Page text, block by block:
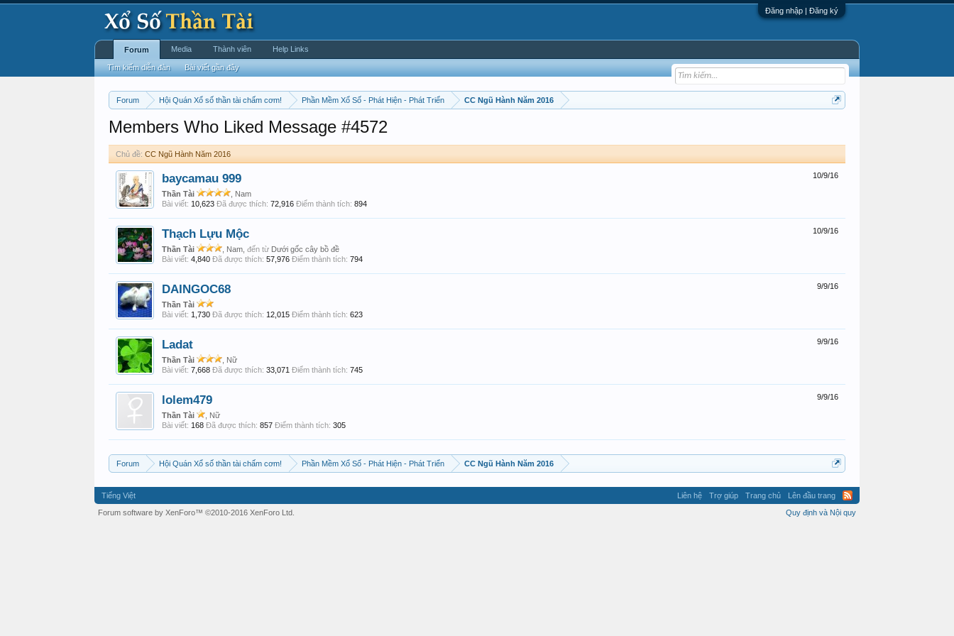
Đăng nhập | Đăng ký
Forum Hội Quán Xổ số thần tài chấm cơm! Phần Mềm Xổ Số - Phát Hiện - Phát Triển CC Ngũ Hành Năm 2016
Members Who Liked Message #4572
Chủ đề: CC Ngũ Hành Năm 2016
10/9/16
baycamau 999
Thần Tài
, Nam
Bài viết: 10,623 Đã được thích: 72,916 Điểm thành tích: 894
10/9/16
Thạch Lựu Mộc
Thần Tài , Nam, đến từ Dưới gốc cây bồ đề
Bài viết: 4,840 Đã được thích: 57,976 Điểm thành tích: 794
9/9/16
DAINGOC68
Thần Tài
Bài viết: 1,730 Đã được thích: 12,015 Điểm thành tích: 623
9/9/16
Ladat
Thần Tài
, Nữ
Bài viết: 7,668 Đã được thích: 33,071 Điểm thành tích: 745
9/9/16
lolem479
Thần Tài
, Nữ
Bài viết: 168 Đã được thích: 857 Điểm thành tích: 305
Forum Hội Quán Xổ số thần tài chấm cơm! Phần Mềm Xổ Số - Phát Hiện - Phát Triển CC Ngũ Hành Năm 2016
Forum
Tìm kiếm diễn đàn Bài viết gần đây
Media Thành viên Help Links
Tiếng Việt Liên hệ Trợ giúp Trang chủ
Lên đầu trang
Quy định và Nội quy
Forum software by XenForo™ ©2010-2016 XenForo Ltd.